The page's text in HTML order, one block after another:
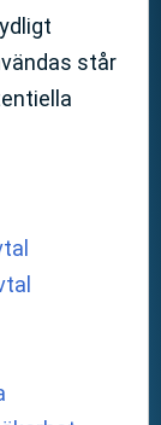
står